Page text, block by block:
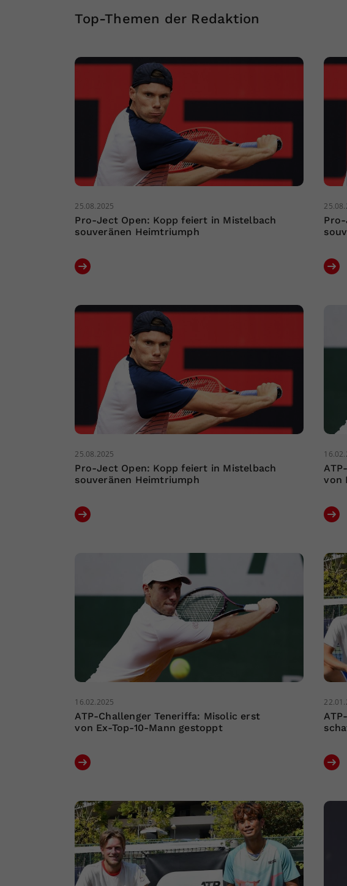
Top-Themen der Redaktion
25.08.2025
Pro-Ject Open: Kopp feiert in Mistelbach
souveränen Heimtriumph
25.08.2025
Pro-Ject Open: Kopp feiert in Mistelbach
souveränen Heimtriumph
von
16.02.2025
ATP-Challenger Teneriffa: Misolic erst
von Ex-Top-10-Mann gestoppt